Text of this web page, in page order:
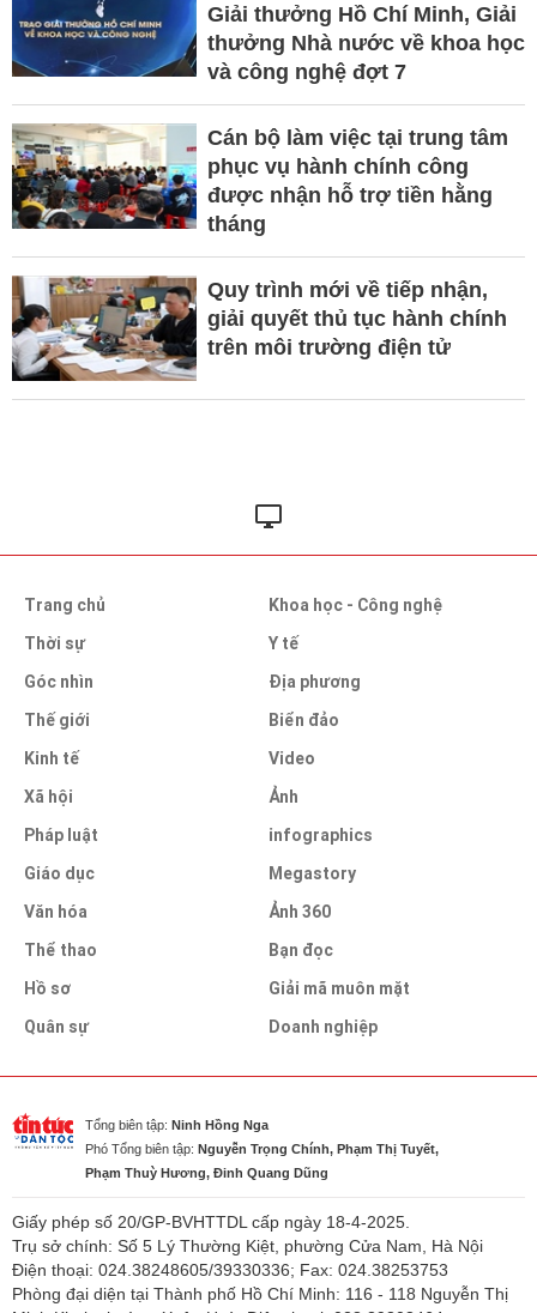
Giải thưởng Hồ Chí Minh, Giải
thưởng Nhà nước về khoa học
và công nghệ đợt 7
Cán bộ làm việc tại trung tâm
phục vụ hành chính công
được nhận hỗ trợ tiền hằng
tháng
Quy trình mới về tiếp nhận,
giải quyết thủ tục hành chính
trên môi trường điện tử
Trang chủ
Thời sự
Góc nhìn
Thế giới
Kinh tế
Xã hội
Pháp luật
Giáo dục
Văn hóa
Thể thao
Hồ sơ
Quân sự
Khoa học - Công nghệ
Y tế
Địa phương
Biển đảo
Video
Ảnh
infographics
Megastory
Ảnh 360
Bạn đọc
Giải mã muôn mặt
Doanh nghiệp
Tổng biên tập: Ninh Hồng Nga
Phó Tổng biên tập: Nguyễn Trọng Chính, Phạm Thị Tuyết,
Phạm Thuỳ Hương, Đinh Quang Dũng
Giấy phép số 20/GP-BVHTTDL cấp ngày 18-4-2025.
Trụ sở chính: Số 5 Lý Thường Kiệt, phường Cửa Nam, Hà Nội
Điện thoại: 024.38248605/39330336; Fax: 024.38253753
Phòng đại diện tại Thành phố Hồ Chí Minh: 116 - 118 Nguyễn Thị